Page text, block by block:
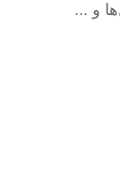
و ...